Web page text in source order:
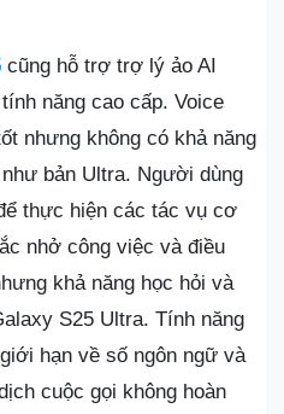
cũng hỗ trợ trợ lý ảo AI
năng cao cấp. Voice
nhưng không có khả năng
bản Ultra. Người dùng
thực hiện các tác vụ cơ
nhở công việc và điều
khả năng học hỏi và
S25 Ultra. Tính năng
hạn về số ngôn ngữ và
cuộc gọi không hoàn